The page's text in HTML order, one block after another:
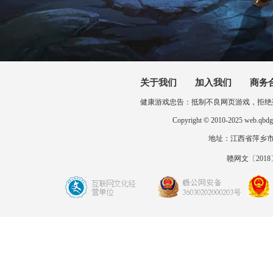
关于我们 加入我们 商务
健康游戏忠告：抵制不良网页游戏，拒
Copyright © 2010-2025
地址：江西省萍乡
赣网文〔2018